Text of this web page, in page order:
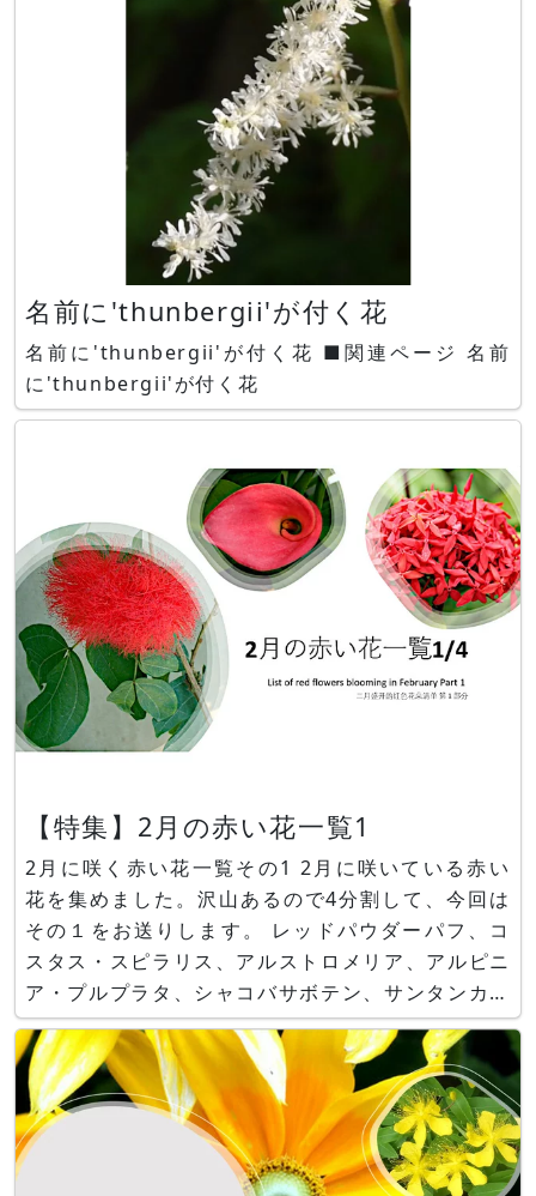
名前に'thunbergii'が付く花
名前に'thunbergii'が付く花 ■関連ページ 名前
に'thunbergii'が付く花
【特集】2月の赤い花一覧1
2月に咲く赤い花一覧その1 2月に咲いている赤い
花を集めました。沢山あるので4分割して、今回は
その１をお送りします。 レッドパウダーパフ、コ
スタス・スピラリス、アルストロメリア、アルピニ
ア・プルプラタ、シャコバサボテン、サンタンカ、
スイセイラン、シクラメン、イクソラ・ダッフィ
ー、ハナチョウジ、グレヴィレア、ガーベラ、アン
スリウム、エラチオール・ベゴニア、ニオイアラセ
イトウ、カラー、キク 【目次